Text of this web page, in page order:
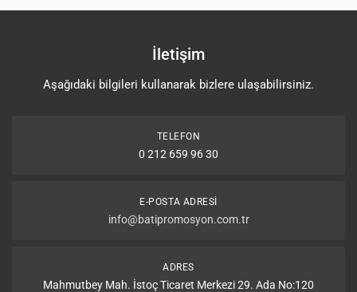
İletişim
Aşağıdaki bilgileri kullanarak bizlere ulaşabilirsiniz.
TELEFON
0 212 659 96 30
E-POSTA ADRESI
info@batipromosyon.com.tr
ADRES
Mahmutbey Mah. İstoç Ticaret Merkezi 29. Ada No:120